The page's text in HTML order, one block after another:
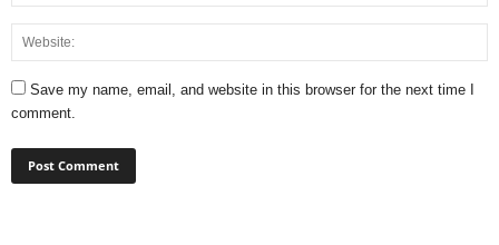
Save my name, email, and website in this browser for the next time I
comment.